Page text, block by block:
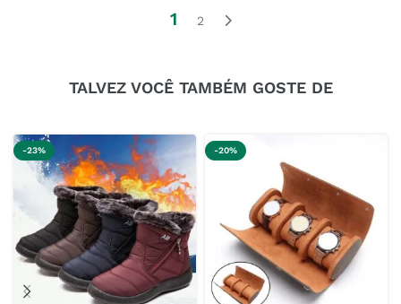
1 2
TALVEZ VOCÊ TAMBÉM GOSTE DE
-23% -20%